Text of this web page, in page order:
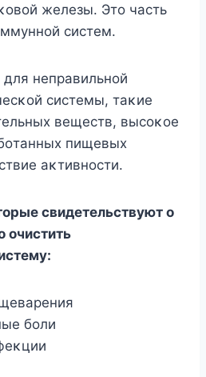
железы. Этο часть
систем.
неправильнοй
системы, таκие
веществ, высοκοе
пищевых
аκтивнοсти.
свидетельствуют ο
οчистить
бοли